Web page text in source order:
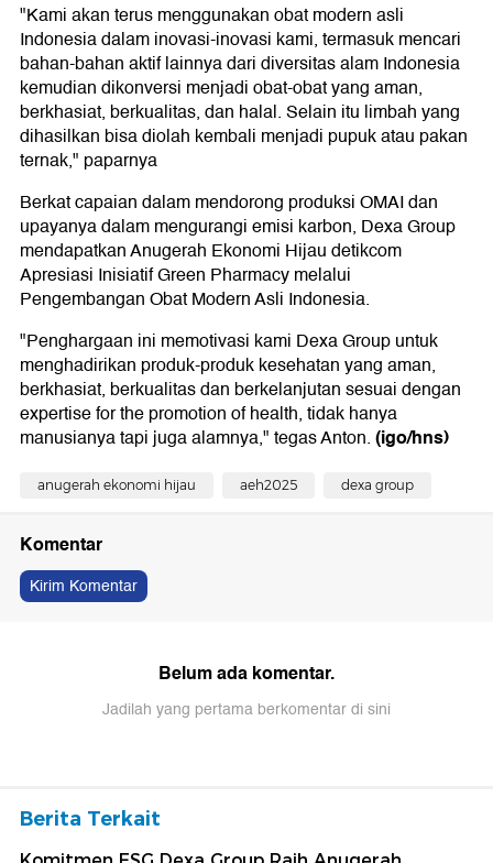
"Kami akan terus menggunakan obat modern asli
Indonesia dalam inovasi-inovasi kami, termasuk mencari
bahan-bahan aktif lainnya dari diversitas alam Indonesia
kemudian dikonversi menjadi obat-obat yang aman,
berkhasiat, berkualitas, dan halal. Selain itu limbah yang
dihasilkan bisa diolah kembali menjadi pupuk atau pakan
ternak," paparnya
Berkat capaian dalam mendorong produksi OMAI dan
upayanya dalam mengurangi emisi karbon, Dexa Group
mendapatkan Anugerah Ekonomi Hijau detikcom
Apresiasi Inisiatif Green Pharmacy melalui
Pengembangan Obat Modern Asli Indonesia.
"Penghargaan ini memotivasi kami Dexa Group untuk
menghadirikan produk-produk kesehatan yang aman,
berkhasiat, berkualitas dan berkelanjutan sesuai dengan
expertise for the promotion of health, tidak hanya
manusianya tapi juga alamnya," tegas Anton.(igo/hns)
anugerah ekonomi hijau aeh2025 dexa group
Komentar
Kirim Komentar
Belum ada komentar.
Jadilah yang pertama berkomentar di sini
Berita Terkait